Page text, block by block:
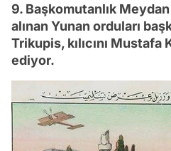
9. Başkomutanlık
alınan Yunan orduları
Trikupis, kılıcını
ediyor.